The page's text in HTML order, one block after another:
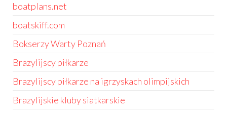
boatplans.net
boatskiff.com
Bokserzy Warty Poznań
Brazylijscy piłkarze
Brazylijscy piłkarze na igrzyskach olimpijskich
Brazylijskie kluby siatkarskie